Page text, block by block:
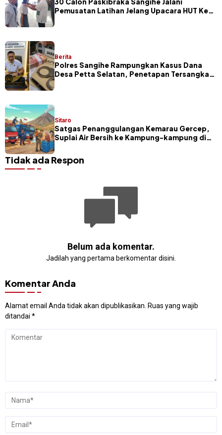
Pemusatan Latihan Jelang Upacara HUT Ke-
Berita
Polres Sangihe Rampungkan Kasus Dana
Desa Petta Selatan, Penetapan Tersangka
Sitaro
Satgas Penanggulangan Kemarau Gercep,
Suplai Air Bersih ke Kampung-kampung di
Tidak ada Respon
Belum ada komentar.
Jadilah yang pertama berkomentar disini.
Komentar Anda
Alamat email Anda tidak akan dipublikasikan. Ruas yang wajib
ditandai *